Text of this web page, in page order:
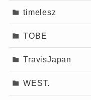
timelesz
TOBE
TravisJapan
WEST.